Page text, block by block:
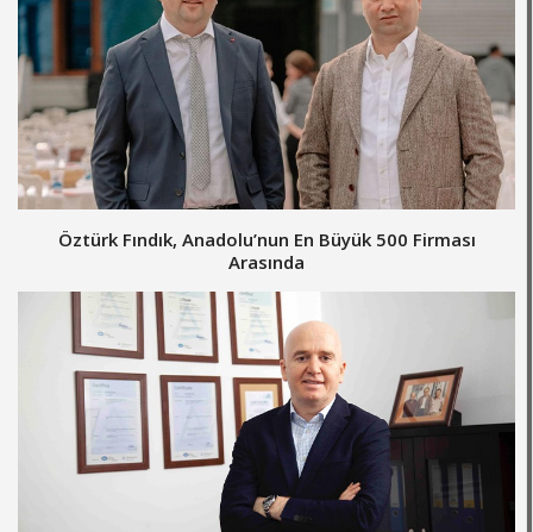
Öztürk Fındık, Anadolu’nun En Büyük 500 Firması
Arasında